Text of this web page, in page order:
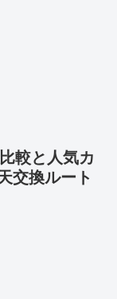
較と人気カ
交換ルート